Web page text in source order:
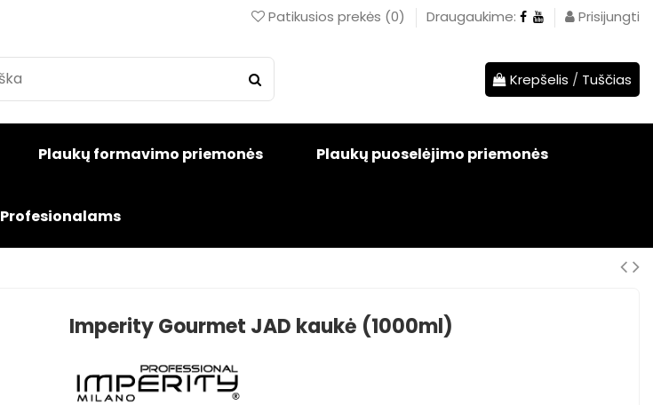
Patikusios prekės (0) Draugaukime: Prisijungti
Krepšelis / Tuščias
Plaukų formavimo priemonės Plaukų puoselėjimo priemonės
Profesionalams
Imperity Gourmet JAD kaukė (1000ml)